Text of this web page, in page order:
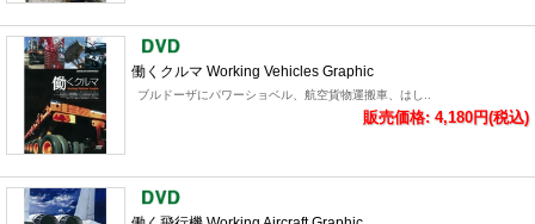
働くクルマ Working Vehicles Graphic
ブルドーザにパワーショベル、航空貨物運搬車、はし..
販売価格: 4,180円(税込)